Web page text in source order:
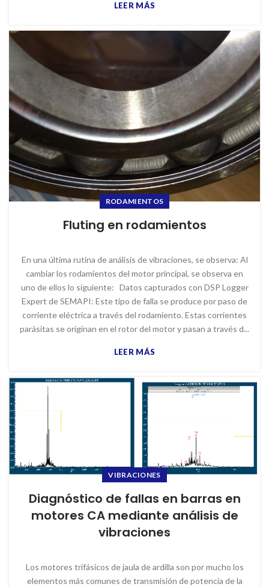
LEER MÁS
RODAMIENTOS
Fluting en rodamientos
En una última rutina de análisis de vibraciones, se observa: Al
cambiar los rodamientos del motor principal, se observa en
uno de ellos lo siguiente: Datos capturados con DSP Logger
Expert de SEMAPI: Este tipo de falla se produce por paso de
corriente eléctrica a través del rodamiento. Estas corrientes
parásitas se originan en el rotor del motor y pasan a través d...
LEER MÁS
VIBRACIONES
Diagnóstico de fallas en barras en
motores CA mediante análisis de
vibraciones
Los motores trifásicos de jaula de ardilla son por mucho los
elementos más comunes de transmisión de potencia de la